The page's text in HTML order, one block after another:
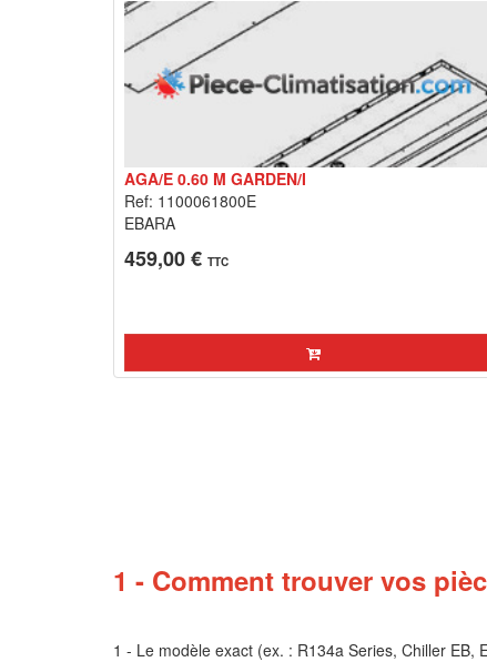
AGA/E 0.60 M GARDEN/I
Ref: 1100061800E
EBARA
459,00 € TTC
1 - Comment trouver vos
1 - Le modèle exact (ex. : R134a Series, Chiller EB,